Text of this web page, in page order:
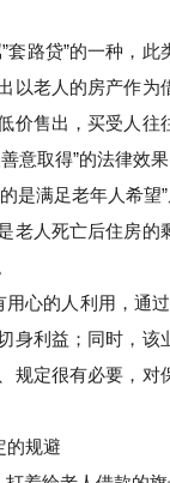
”套路贷”的一种，
以老人的房产作
价售出，买受人
意取得”的法律效果
是满足老年人希
老人死亡后住房
心的人利用，通
身利益；同时，
规定很有必要，
的规避